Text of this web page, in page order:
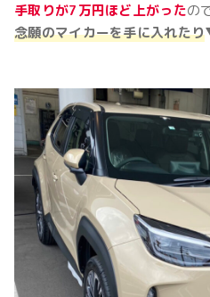
手取りが7万円ほど上がったの
念願のマイカーを手に入れたり